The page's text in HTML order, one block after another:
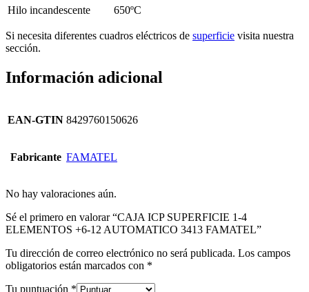
Hilo incandescente
650ºC
Si necesita diferentes cuadros eléctricos de superficie visita nuestra
sección.
Información adicional
EAN-GTIN 8429760150626
Fabricante FAMATEL
No hay valoraciones aún.
Sé el primero en valorar “CAJA ICP SUPERFICIE 1-4
ELEMENTOS +6-12 AUTOMATICO 3413 FAMATEL”
Tu dirección de correo electrónico no será publicada. Los campos
obligatorios están marcados con *
Tu puntuación *